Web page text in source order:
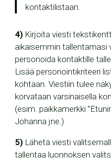
kontaktilistaan.
4) Kirjoita viesti
aikaisemmin tallentamasi
personoida kontaktille
Lisää personointikriteeri
kohtaan. Viestiin tulee
korvataan varsinaisella
(esim. paikkamerkki
Johanna jne.)
5) Lähetä viesti
tallentaa luonnoksen